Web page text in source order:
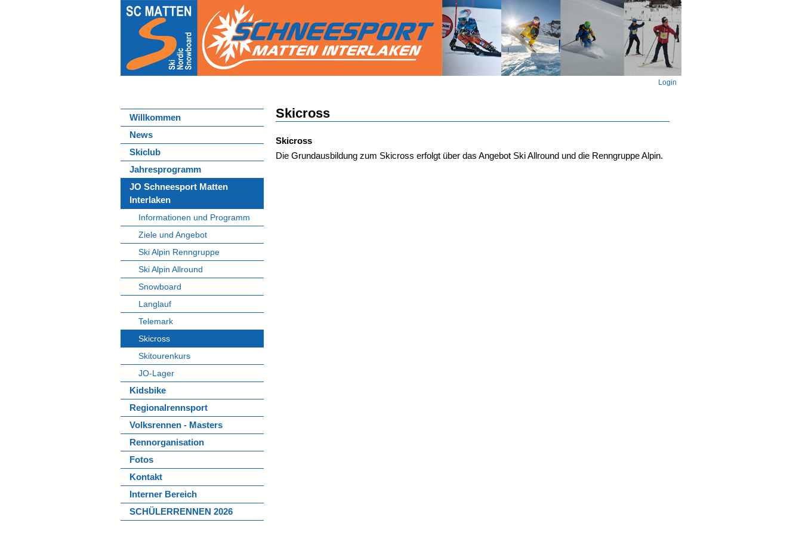
Login
Willkommen
News
Skiclub
Jahresprogramm
JO Schneesport Matten
Interlaken
Informationen und Programm
Ziele und Angebot
Ski Alpin Renngruppe
Ski Alpin Allround
Snowboard
Langlauf
Telemark
Skicross
Skitourenkurs
JO-Lager
Kidsbike
Regionalrennsport
Volksrennen - Masters
Rennorganisation
Fotos
Kontakt
Interner Bereich
SCHÜLERRENNEN 2026
Skicross
Skicross
Die Grundausbildung zum Skicross erfolgt über das Angebot Ski Allround und die Renngruppe Alpin.